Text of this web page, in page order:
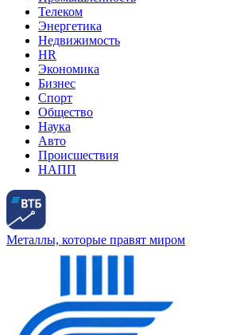
Телеком
Энергетика
Недвижимость
HR
Экономика
Бизнес
Спорт
Общество
Наука
Авто
Происшествия
НАПП
Металлы, которые правят миром